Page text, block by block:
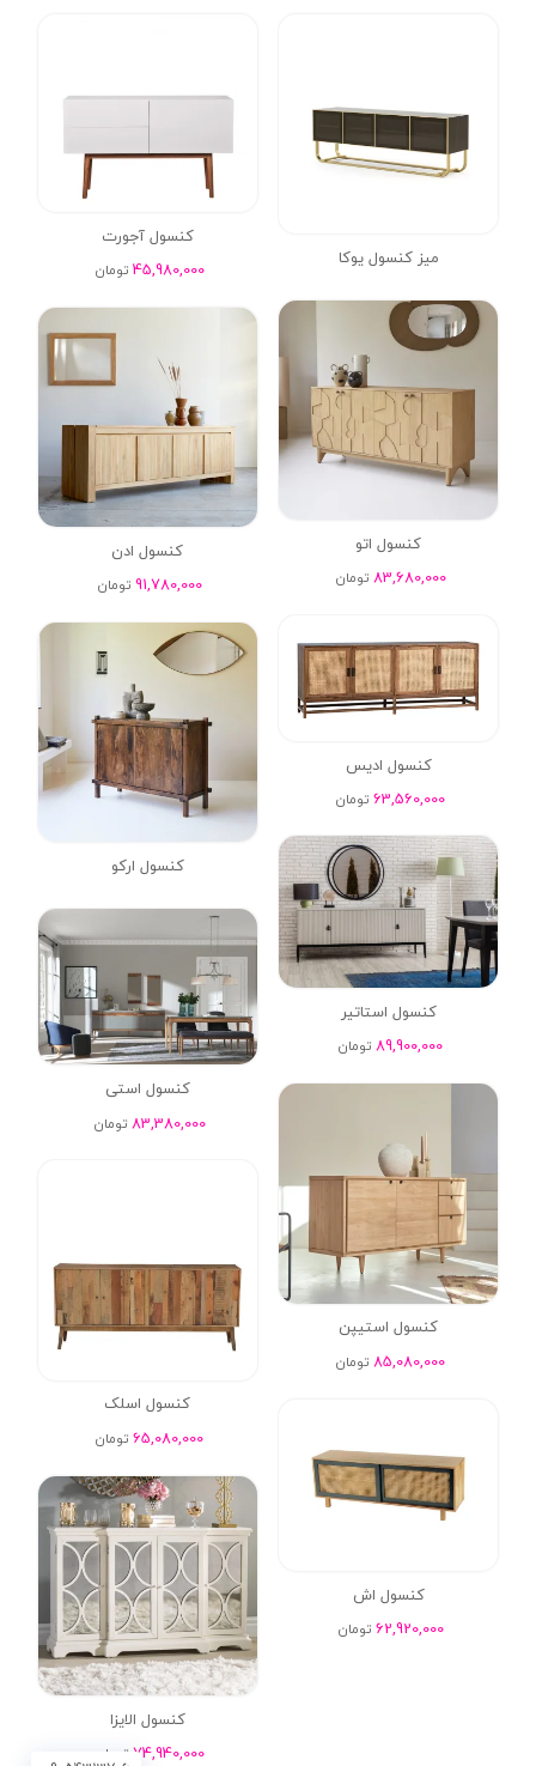
میز کنسول یوکا
کنسول آجورت
45,980,000 تومان
کنسول اتو
83,680,000 تومان
کنسول ادن
91,780,000 تومان
کنسول ادیس
63,560,000 تومان
کنسول ارکو
کنسول استاتیر
89,900,000 تومان
کنسول استی
83,380,000 تومان
کنسول استیپن
85,080,000 تومان
کنسول اسلک
65,080,000 تومان
کنسول اش
62,920,000 تومان
کنسول الایزا
74,940,000 تومان